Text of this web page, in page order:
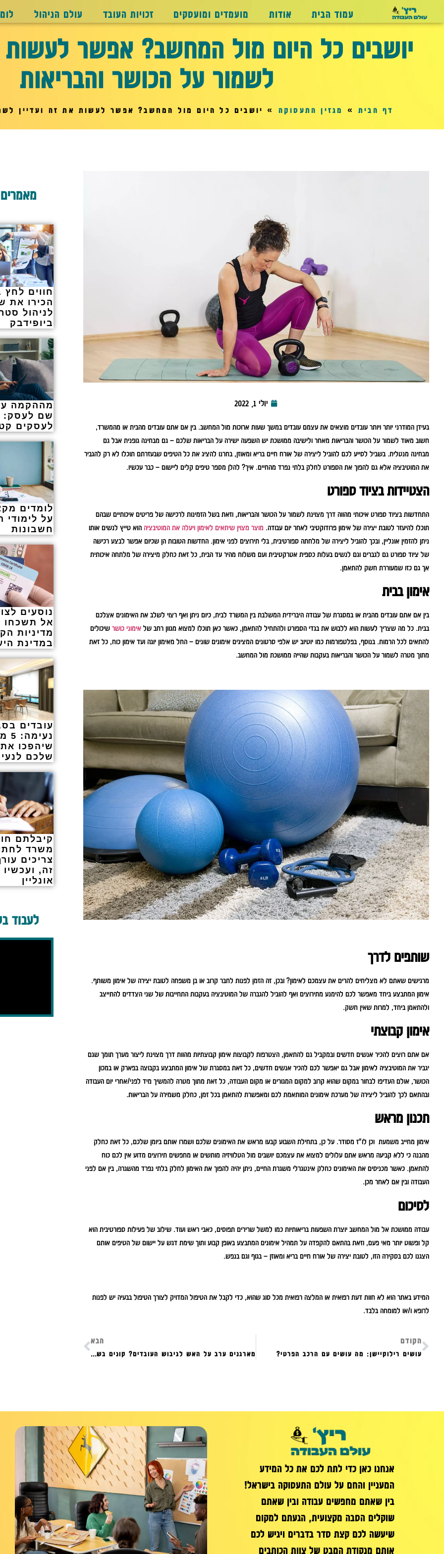
עמוד הבית אודות מועמדים ומועסקים זכויות העובד עולם הניהול
יושבים כל היום מול המחשב? אפשר לעשות
לשמור על הכושר והבריאות
דף הבית» מגזין התעסוקה » יושבים כל היום מול המחשב? אפשר לעשות את זה ועדיין
יולי 1, 2022
בעידן המודרני יותר ויותר עובדים מוצאים את עצמם עובדים במשך שעות ארוכות מול המחשב. בין אם אתם עובדים מהבית או מהמשרד,
חשוב מאוד לשמור על הכושר והבריאות מאחר ולישיבה ממושכת יש השפעה ישירה על הבריאות שלכם – גם מבחינה גופנית אבל גם
מבחינה מנטלית. בשביל לסייע לכם להוביל ליצירה של אורח חיים בריא ומאוזן, בחרנו להציג את כל הטיפים שבעזרתם תוכלו לא רק להגביר
את המוטיבציה אלא גם להפוך את הספורט לחלק בלתי נפרד מהחיים. איך? להלן מספר טיפים קלים ליישום – כבר עכשיו.
הצטיידות בציוד ספורט
התחדשות בציוד ספורט איכותי מהווה דרך מצוינת לשמור על הכושר והבריאות, וזאת בשל הזמינות לרכישה של פריטים איכותיים שבהם
תוכלו להיעזר לטובת יצירה של אימון פרודוקטיבי לאחר יום עבודה. מוצר מצוין שיתאים לאימון ויעלה את המוטיבציה הוא טייץ לנשים אותו
ניתן להזמין אונליין, ובכך להוביל ליצירה של מלחתה ספורטיבית, בלי תירוצים לפני אימון. החדשות הטובות הן שכיום אפשר לבצע רכישה
של ציוד ספורט גם לגברים וגם לנשים בעלות כספית אטרקטיבית ועם משלוח מהיר עד הבית, כל זאת כחלק מיצירה של מלתחה איכותית
אך גם כזו שמעוררת חשק להתאמן.
אימון בבית
בין אם אתם עובדים מהבית או במסגרת של עבודה היברידית המשלבת בין המשרד לבית, כיום ניתן ואף רצוי לשלב את האימונים אצלכם
בבית. כל מה שצריך לעשות הוא ללבוש את בגדי הספורט ולהתחיל להתאמן, כאשר כאן תוכלו למצוא מגוון רחב של אימוני כושר שיכולים
להתאים לכל הרמות. בנוסף, בפלטפורמות כמו יוטיוב יש אלפי סרטונים המציגים אימונים שונים – החל מאימון יוגה ועד אימון כוח, כל זאת
מתוך מטרה לשמור על הכושר והבריאות בעקבות שהייה ממושכת מול המחשב.
שותפים לדרך
מרגישים שאתם לא מצליחים להרים את עצמכם לאימון? ובכן, זה הזמן לפנות לחבר קרוב או בן משפחה לטובת יצירה של אימון משותף.
אימון המתבצע ביחד מאפשר לכם להימנע מתירוצים ואף להוביל להגברה של המוטיבציה בעקבות התחייבות של שני הצדדים להתייצב
ולהתאמן ביחד, למרות שאין חשק.
אימון קבוצתי
אם אתם רוצים להכיר אנשים חדשים ובמקביל גם להתאמן, הצטרפות לקבוצות אימון קבוצתיות מהוות דרך מצוינת ליצור מערך תומך שגם
יגביר את המוטיבציה לאימון אבל גם יאפשר לכם להכיר אנשים חדשים, כל זאת במסגרת של אימון המתבצע בקבוצה בפארק או במכון
הכושר, אולם העדיפו לבחור במקום שהוא קרוב למקום המגורים או מקום העבודה, כל זאת מתוך מטרה להמשיך מיד לפני/אחרי יום העבודה
ובהתאם לכך להוביל ליצירה של מערכת אימונים המותאמת לכם ומאפשרת להתאמן בכל זמן, כחלק משמירה על הבריאות.
תכנון מראש
אימון מחייב משמעת וכן לו"ז מסודר. על כן, בתחילת השבוע קבעו מראש את האימונים שלכם ושמרו אותם ביומן שלכם, כל זאת כחלק
מהבנה כי ללא קביעה מראש אתם עלולים למצוא את עצמכם יושבים מול הטלוויזיה מותשים או מחפשים תירוצים מדוע אין לכם כוח
להתאמן. כאשר מכניסים את האימונים כחלק אינטגרלי משגרת החיים, ניתן יהיה להפוך את האימון לחלק בלתי נפרד מהשגרה, בין אם לפני
העבודה ובין אם לאחר מכן.
לסיכום
עבודה ממושכת אל מול המחשב יוצרת השפעות בריאותיות כמו למשל שרירים תפוסים, כאבי ראש ועוד. שילוב של פעילות ספורטיבית הוא
קל ופשוט יותר מאי פעם, וזאת בהתאם להקפדה על תמהיל אימונים המתבצע באופן קבוע ותוך שימת דגש על יישום של הטיפים אותם
הצגנו לכם בסקירה הזו, לטובת יצירה של אורח חיים בריא ומאוזן – בגוף וגם בנפש.
המידע באתר הוא לא חוות דעת רפואית או המלצה רפואית מכל סוג שהוא, כדי לקבל את הטיפול המדויק לצורך הטיפול בבעיה יש לפנות
לרופא ו/או למומחה בלבד.
הקודם
עושים רילוקיישן: מה עושים עם הרכב הפרטי?
הבא
מארגנים ערב על האש לגיבוש העובדים? קונים בשר רק במעדני גורמה
חווים לחץ
הכירו את
לניהול
ביופידבק
מההקמה
שם לעסק:
לעסקים
לומדים
על לימודי
חשבונות
נוסעים
אל תשכחו
מדיניות
במדינת
עובדים
שיהפכו
שלכם
קיבלתם
משרד
צריכים
זה,
אונליין
לעבוד
אנחנו כאן כדי לתת לכם את כל המידע
המעניין והחם על עולם התעסוקה בישראל!
בין שאתם מחפשים עבודה ובין שאתם
שוקלים הסבה מקצועית, הגעתם למקום
שיעשה לכם קצת סדר בדברים ויגיש לכם
אותם מנקודת המבט של צוות הכותבים